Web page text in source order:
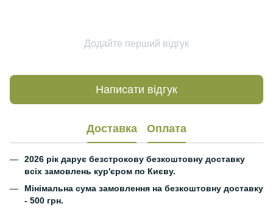
Додайте перший відгук
Написати відгук
Доставка Оплата
2026 рік дарує безстрокову безкоштовну доставку
всіх замовлень кур'єром по Києву.
Мінімальна сума замовлення на безкоштовну доставку
- 500 грн.